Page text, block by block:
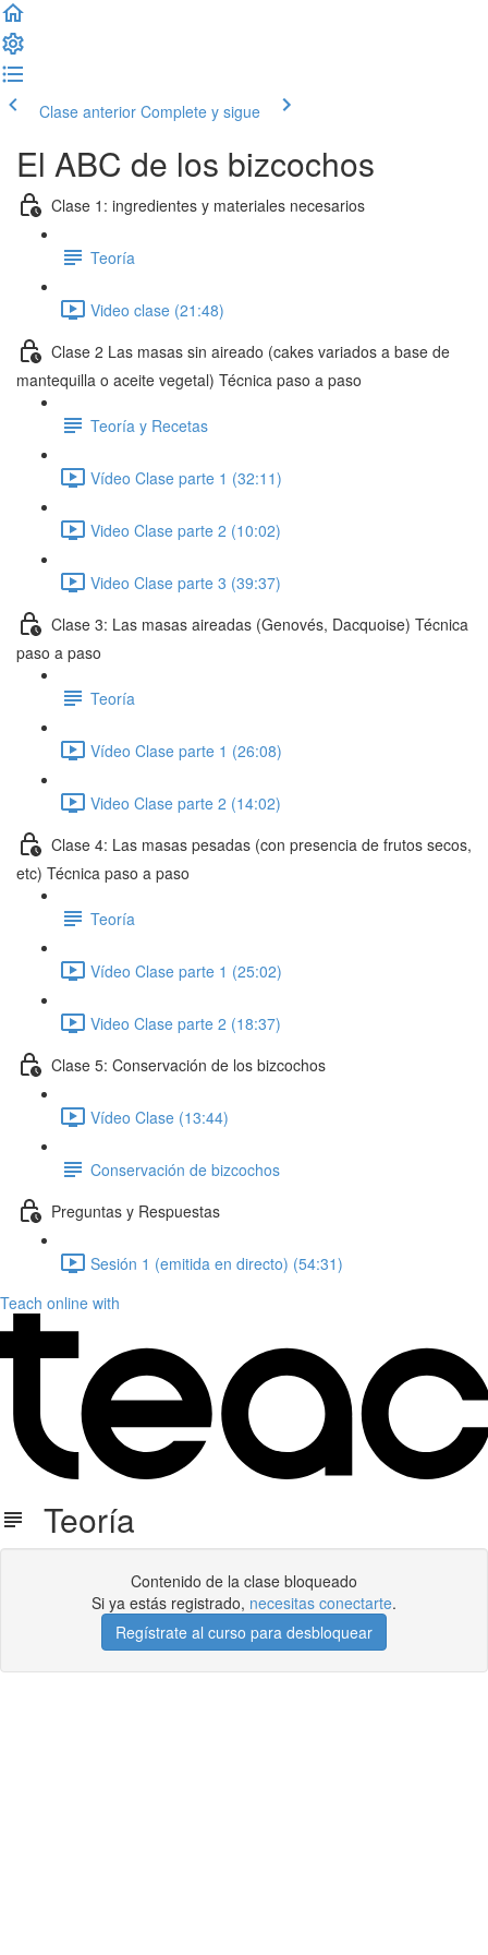
Clase anterior Complete y sigue
El ABC de los bizcochos
Clase 1: ingredientes y materiales necesarios
Teoría
Video clase (21:48)
Clase 2 Las masas sin aireado (cakes variados a base de
mantequilla o aceite vegetal) Técnica paso a paso
Teoría y Recetas
Vídeo Clase parte 1 (32:11)
Video Clase parte 2 (10:02)
Video Clase parte 3 (39:37)
Clase 3: Las masas aireadas (Genovés, Dacquoise) Técnica
paso a paso
Teoría
Vídeo Clase parte 1 (26:08)
Video Clase parte 2 (14:02)
Clase 4: Las masas pesadas (con presencia de frutos secos,
etc) Técnica paso a paso
Teoría
Vídeo Clase parte 1 (25:02)
Video Clase parte 2 (18:37)
Clase 5: Conservación de los bizcochos
Vídeo Clase (13:44)
Conservación de bizcochos
Preguntas y Respuestas
Sesión 1 (emitida en directo) (54:31)
Teach online with
Teoría
Contenido de la clase bloqueado
Si ya estás registrado, necesitas conectarte.
Regístrate al curso para desbloquear